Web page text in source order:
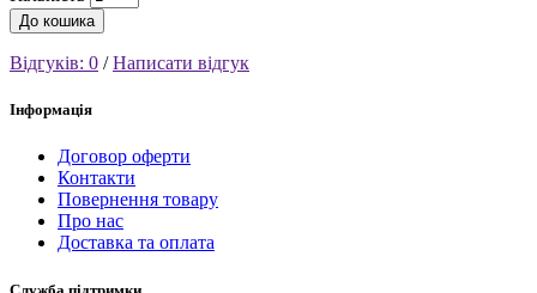
До кошика
Відгуків: 0 /Написати відгук
Інформація
Договор оферти
Контакти
Повернення товару
Про нас
Доставка та оплата